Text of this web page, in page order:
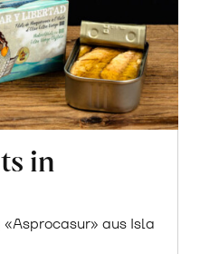
in
aus Isla